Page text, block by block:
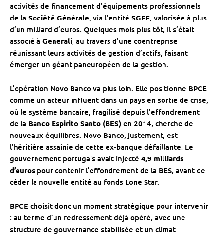
activités de financement d’équipements professionnels
de la Société Générale, via l’entité SGEF, valorisée à plus
d’un milliard d’euros. Quelques mois plus tôt, il s’était
associé à Generali, au travers d’une coentreprise
réunissant leurs activités de gestion d’actifs, faisant
émerger un géant paneuropéen de la gestion.
L’opération Novo Banco va plus loin. Elle positionne BPCE
comme un acteur influent dans un pays en sortie de crise,
où le système bancaire, fragilisé depuis l’effondrement
de la Banco Espirito Santo (BES) en 2014, cherche de
nouveaux équilibres. Novo Banco, justement, est
l’héritière assainie de cette ex-banque défaillante. Le
gouvernement portugais avait injecté 4,9 milliards
d’euros pour contenir l’effondrement de la BES, avant de
céder la nouvelle entité au fonds Lone Star.
BPCE choisit donc un moment stratégique pour intervenir
: au terme d’un redressement déjà opéré, avec une
structure de gouvernance stabilisée et un climat